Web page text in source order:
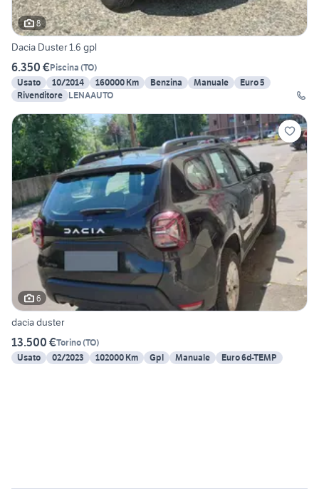
8
Dacia Duster 1.6 gpl
6.350 €Piscina (TO)
Usato
10/2014 160000 Km Benzina Manuale
Euro 5
Rivenditore LENAAUTO
6
dacia duster
13.500 €Torino(TO)
Usato
02/2023 102000 Km Gpl Manuale Euro 6d-TEMP